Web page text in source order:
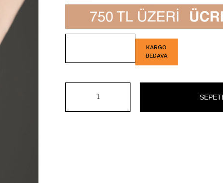
İndirim
KARGO
BEDAVA